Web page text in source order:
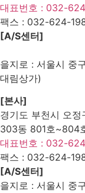
대표번호 : 032-
팩스 : 032-624-
[A/S센터]
을지로 : 서울시 중
대림상가)
[본사]
경기도 부천시 오
303동 801호~804
대표번호 : 032-
팩스 : 032-624-
[A/S센터]
을지로 : 서울시 중